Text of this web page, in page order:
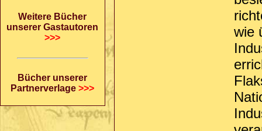
Weitere Bücher
unserer Gastautoren
>>>
Bücher unserer
Partnerverlage>>>
wie